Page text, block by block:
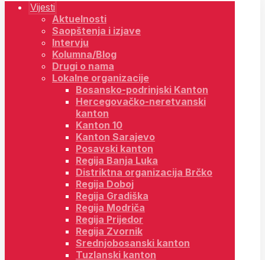
Vijesti
Aktuelnosti
Saopštenja i izjave
Intervju
Kolumna/Blog
Drugi o nama
Lokalne organizacije
Bosansko-podrinjski Kanton
Hercegovačko-neretvanski
kanton
Kanton 10
Kanton Sarajevo
Posavski kanton
Regija Banja Luka
Distriktna organizacija Brčko
Regija Doboj
Regija Gradiška
Regija Modriča
Regija Prijedor
Regija Zvornik
Srednjobosanski kanton
Tuzlanski kanton